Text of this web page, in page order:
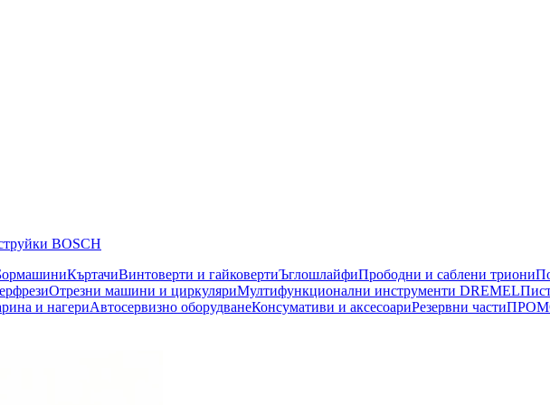
BOSCH
КъртачиВинтоверти и гайковертиЪглошлайфиПрободни и саблени триони
Отрезни машини и циркуляриМултифункционални инструменти DREMEL
и нагериАвтосервизно оборудванеКонсумативи и аксесоариРезервни части